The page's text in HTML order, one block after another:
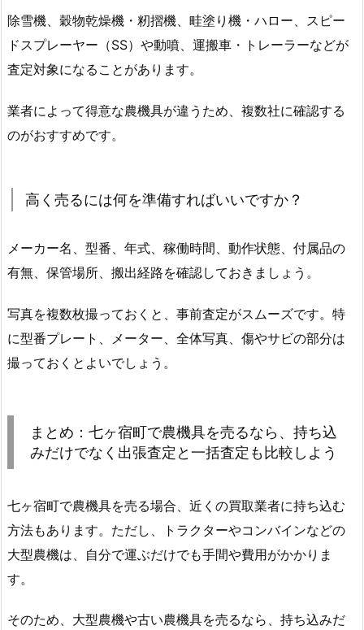
除雪機、穀物乾燥機・籾摺機、畦塗り機・ハロー、スピー
ドスプレーヤー（SS）や動噴、運搬車・トレーラーなどが
査定対象になることがあります。
業者によって得意な農機具が違うため、複数社に確認する
のがおすすめです。
高く売るには何を準備すればいいですか？
メーカー名、型番、年式、稼働時間、動作状態、付属品の
有無、保管場所、搬出経路を確認しておきましょう。
写真を複数枚撮っておくと、事前査定がスムーズです。特
に型番プレート、メーター、全体写真、傷やサビの部分は
撮っておくとよいでしょう。
まとめ：七ヶ宿町で農機具を売るなら、持ち込
みだけでなく出張査定と一括査定も比較しよう
七ヶ宿町で農機具を売る場合、近くの買取業者に持ち込む
方法もあります。ただし、トラクターやコンバインなどの
大型農機は、自分で運ぶだけでも手間や費用がかかりま
す。
そのため、大型農機や古い農機具を売るなら、持ち込みだ